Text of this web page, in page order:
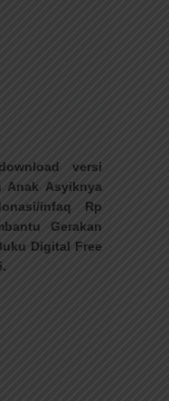
versi
Anak Asyiknya
infaq Rp
Gerakan
Digital Free